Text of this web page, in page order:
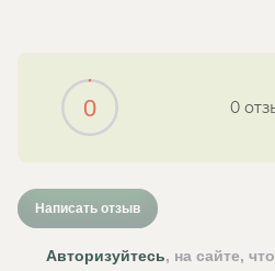
0 0
Написать отзыв
Авторизуйтесь, на сайте,